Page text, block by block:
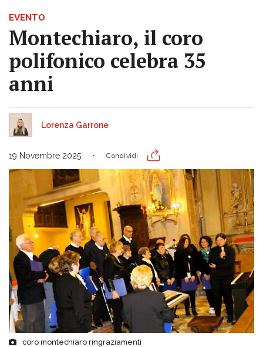
EVENTO
Montechiaro, il coro
polifonico celebra 35
anni
Lorenza Garrone
19 Novembre 2025 Condividi
coro montechiaro ringraziamenti